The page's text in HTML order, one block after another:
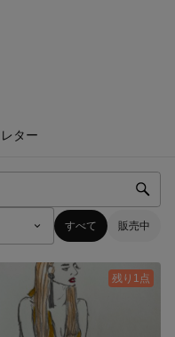
レター
すべて 販売中
残り1点